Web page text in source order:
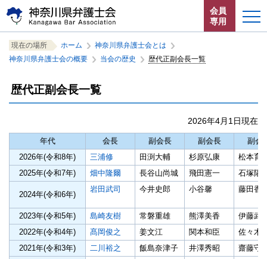
ー
ジ
の
先
す。
文
へ
ジ
ャ
る。
会員
専用
こ
こ
か
イ
す。
サ
イ
ト
通
す。
ホーム
よくある質問
閉じる
イ
ト
内
共
ュ
こ
で。
こ
こ
ペ
ー
通
ー
ペ
ー
通
メ
ー
飛
サ
イ
の
現
置
を
し
す。
現在の場所 ホーム の
の
神奈川県弁護士会とは の
の
神奈川県弁護士会の概要
の当会の歴史
の歴代正副会長一覧
こ
か
文
す。
歴代正副会長一覧
2026年4月1日現在
年代 会長 副会長 副会長
副会
2026年(令和8年)
三浦修 田渕大輔 杉原弘康
松本育
2025年(令和7年)
畑中隆爾 長谷山尚城 飛田憲一 石塚陽
2024年(令和6年)
岩田武司 今井史郎 小谷馨 藤田香
2023年(令和5年) 島崎友樹 常磐重雄 熊澤美香
伊藤武
2022年(令和4年)
髙岡俊之 姜文江 関本和臣
佐々木
2021年(令和3年)
二川裕之 飯島奈津子 井澤秀昭
齋藤守